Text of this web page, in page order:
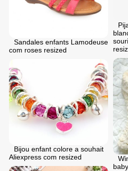
Sandales enfants Lamodeuse
com roses resized
Bijou enfant colore a souhait
Aliexpress com resized